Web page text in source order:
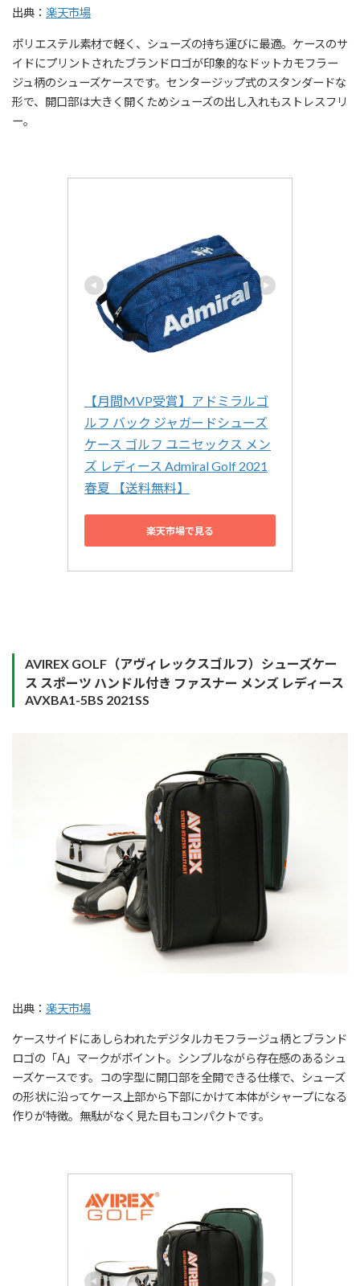
出典： 楽天市場
ポリエステル素材で軽く、シューズの持ち運びに最適。ケースのサ
イドにプリントされたブランドロゴが印象的なドットカモフラー
ジュ柄のシューズケースです。センタージップ式のスタンダードな
形で、開口部は大きく開くためシューズの出し入れもストレスフリ
ー。
【月間MVP受賞】アドミラルゴ
ルフ バック ジャガードシューズ
ケース ゴルフ ユニセックス メン
ズ レディース Admiral Golf 2021
春夏 【送料無料】
楽天市場で見る
AVIREX GOLF（アヴィレックスゴルフ）シューズケー
ス スポーツ ハンドル付き ファスナー メンズ レディース
AVXBA1-5BS 2021SS
出典： 楽天市場
ケースサイドにあしらわれたデジタルカモフラージュ柄とブランド
ロゴの「A」マークがポイント。シンプルながら存在感のあるシュ
ーズケースです。コの字型に開口部を全開できる仕様で、シューズ
の形状に沿ってケース上部から下部にかけて本体がシャープになる
作りが特徴。無駄がなく見た目もコンパクトです。